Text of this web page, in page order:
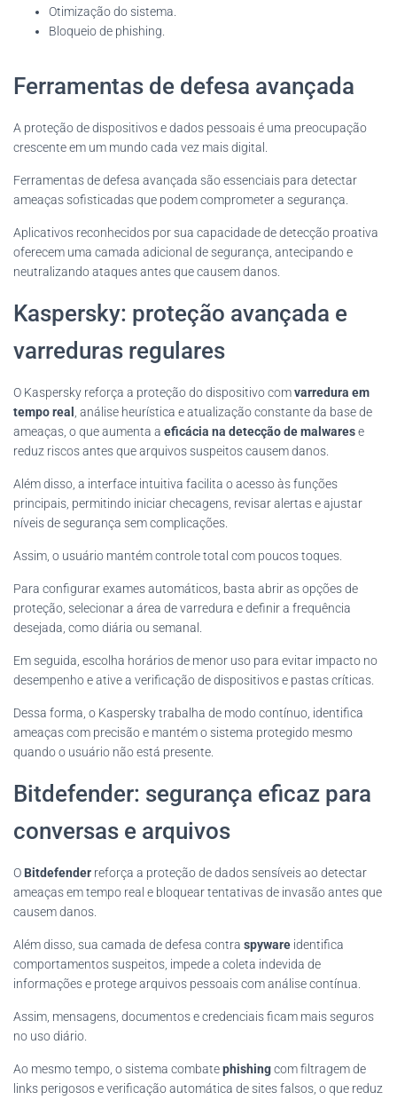
Otimização do sistema.
Bloqueio de phishing.
Ferramentas de defesa avançada
A proteção de dispositivos e dados pessoais é uma preocupação
crescente em um mundo cada vez mais digital.
Ferramentas de defesa avançada são essenciais para detectar
ameaças sofisticadas que podem comprometer a segurança.
Aplicativos reconhecidos por sua capacidade de detecção proativa
oferecem uma camada adicional de segurança, antecipando e
neutralizando ataques antes que causem danos.
Kaspersky: proteção avançada e
varreduras regulares
O Kaspersky reforça a proteção do dispositivo comvarredura em
tempo real
, análise heurística e atualização constante da base de
ameaças, o que aumenta a eficácia na detecção de malwarese
reduz riscos antes que arquivos suspeitos causem danos.
Além disso, a interface intuitiva facilita o acesso às funções
principais, permitindo iniciar checagens, revisar alertas e ajustar
níveis de segurança sem complicações.
Assim, o usuário mantém controle total com poucos toques.
Para configurar exames automáticos, basta abrir as opções de
proteção, selecionar a área de varredura e definir a frequência
desejada, como diária ou semanal.
Em seguida, escolha horários de menor uso para evitar impacto no
desempenho e ative a verificação de dispositivos e pastas críticas.
Dessa forma, o Kaspersky trabalha de modo contínuo, identifica
ameaças com precisão e mantém o sistema protegido mesmo
quando o usuário não está presente.
Bitdefender: segurança eficaz para
conversas e arquivos
O Bitdefender reforça a proteção de dados sensíveis ao detectar
ameaças em tempo real e bloquear tentativas de invasão antes que
causem danos.
Além disso, sua camada de defesa contra spyware identifica
comportamentos suspeitos, impede a coleta indevida de
informações e protege arquivos pessoais com análise contínua.
Assim, mensagens, documentos e credenciais ficam mais seguros
no uso diário.
Ao mesmo tempo, o sistema combatephishingcom filtragem de
links perigosos e verificação automática de sites falsos, o que reduz